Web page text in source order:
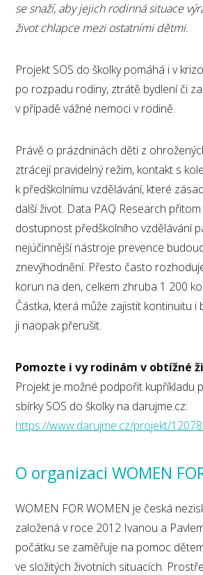
se snaží, aby jejich rodinná situace
život chlapce mezi ostatními dětmi.
Projekt SOS do školky pomáhá i v
po rozpadu rodiny, ztrátě bydlení či
v případě vážné nemoci v rodině.
Právě o prázdninách děti z
ztrácejí pravidelný režim, kontakt s
k předškolnímu vzdělávání, které
další život. Data PAQ Research
dostupnost předškolního vzdělávání
nejúčinnější nástroje prevence
znevýhodnění. Přesto často
korun na den, celkem zhruba 1 200
Částka, která může zajistit kontinuitu i
ji naopak přerušit.
Pomozte i vy rodinám v obtížné
Projekt je možné podpořit kupříkladu
sbírky SOS do školky na darujme.cz:
https://www.darujme.cz/projekt/
O organizaci WOMEN
WOMEN FOR WOMEN je česká
založená v roce 2012 Ivanou a
počátku se zaměřuje na pomoc
ve složitých životních situacích.